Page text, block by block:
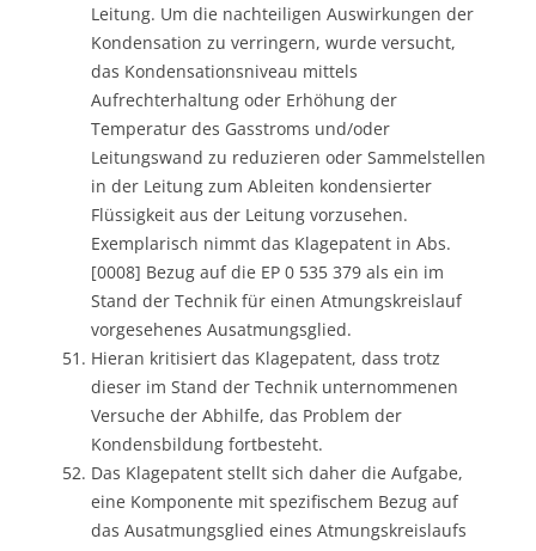
Leitung. Um die nachteiligen Auswirkungen der
Kondensation zu verringern, wurde versucht,
das Kondensationsniveau mittels
Aufrechterhaltung oder Erhöhung der
Temperatur des Gasstroms und/oder
Leitungswand zu reduzieren oder Sammelstellen
in der Leitung zum Ableiten kondensierter
Flüssigkeit aus der Leitung vorzusehen.
Exemplarisch nimmt das Klagepatent in Abs.
[0008] Bezug auf die EP 0 535 379 als ein im
Stand der Technik für einen Atmungskreislauf
vorgesehenes Ausatmungsglied.
Hieran kritisiert das Klagepatent, dass trotz
dieser im Stand der Technik unternommenen
Versuche der Abhilfe, das Problem der
Kondensbildung fortbesteht.
Das Klagepatent stellt sich daher die Aufgabe,
eine Komponente mit spezifischem Bezug auf
das Ausatmungsglied eines Atmungskreislaufs